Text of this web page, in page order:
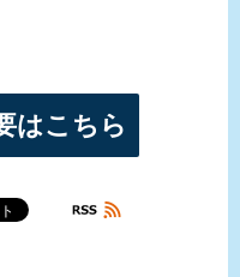
はこちら